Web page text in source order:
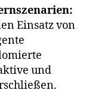
Einsatz von
und